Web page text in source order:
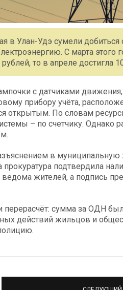
в Улан-Удэ сумели добиться
С марта этого
то в апреле достигла
с датчиками
прибору учёта,
открытым. По словам
– по счетчику. Однако
в
подтвердила
жителей, а подпись
сумма за ОДН
действий жильцов и